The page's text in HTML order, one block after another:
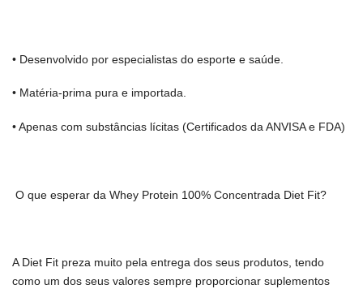
• Desenvolvido por especialistas do esporte e saúde.
• Matéria-prima pura e importada.
• Apenas com substâncias lícitas (Certificados da ANVISA e FDA)
O que esperar da Whey Protein 100% Concentrada Diet Fit?
A Diet Fit preza muito pela entrega dos seus produtos, tendo
como um dos seus valores sempre proporcionar suplementos